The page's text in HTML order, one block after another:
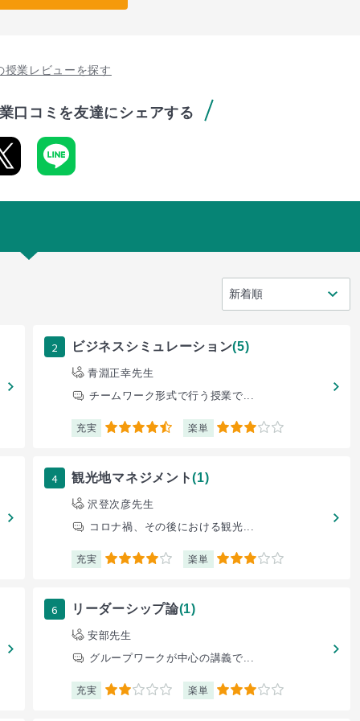
授業レビューを探す
口コミを友達にシェアする
2 ビジネスシミュレーション(5)
青淵正幸先生
チームワーク形式で行う授業で...
充実 4.5 楽単 3
4 観光地マネジメント(1)
沢登次彦先生
コロナ禍、その後における観光...
充実 4 楽単 3
6 リーダーシップ論(1)
安部先生
グループワークが中心の講義で...
充実 2 楽単 3